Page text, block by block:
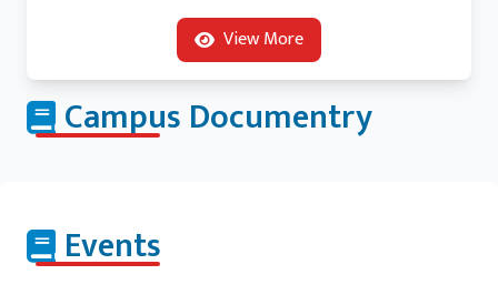
View More
Campus Documentry
Events